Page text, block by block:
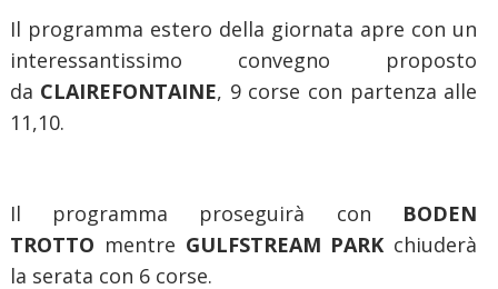
Il programma estero della giornata apre con un
interessantissimo convegno proposto
da CLAIREFONTAINE, 9 corse con partenza alle
11,10.
Il programma proseguirà con BODEN
TROTTO mentre GULFSTREAM PARK chiuderà
la serata con 6 corse.